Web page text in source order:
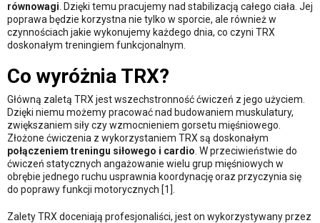
równowagi . Dzięki temu pracujemy nad stabilizacją całego ciała. Jej
poprawa będzie korzystna nie tylko w sporcie, ale również w
czynnościach jakie wykonujemy każdego dnia, co czyni TRX
doskonałym treningiem funkcjonalnym.
Co wyróżnia TRX?
Główną zaletą TRX jest wszechstronność ćwiczeń z jego użyciem.
Dzięki niemu możemy pracować nad budowaniem muskulatury,
zwiększaniem siły czy wzmocnieniem gorsetu mięśniowego.
Złożone ćwiczenia z wykorzystaniem TRX są doskonałym
połączeniem treningu siłowego i cardio . W przeciwieństwie do
ćwiczeń statycznych angażowanie wielu grup mięśniowych w
obrębie jednego ruchu usprawnia koordynację oraz przyczynia się
do poprawy funkcji motorycznych [1].
Zalety TRX doceniają profesjonaliści, jest on wykorzystywany przez